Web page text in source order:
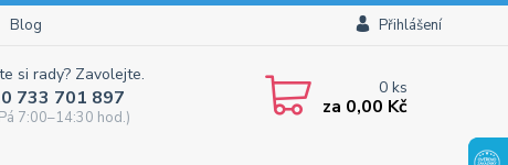
Blog Přihlášení
si rady? Zavolejte.
733 701 897
7:00–14:30 hod.)
0ks
za 0,00 Kč